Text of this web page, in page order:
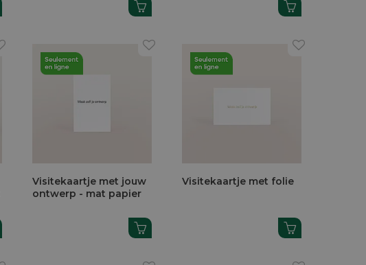
Visitekaartje met jouw
ontwerp - mat papier
Visitekaartje met folie